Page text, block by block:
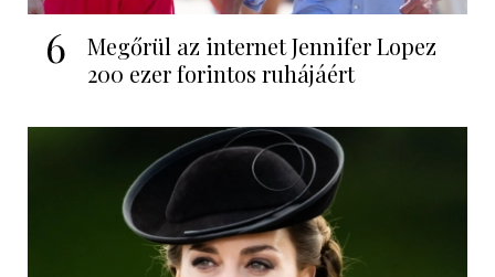
6
Megőrül az internet Jennifer Lopez
200 ezer forintos ruhájáért